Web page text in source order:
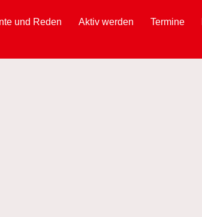
und Reden Aktiv werden Termine